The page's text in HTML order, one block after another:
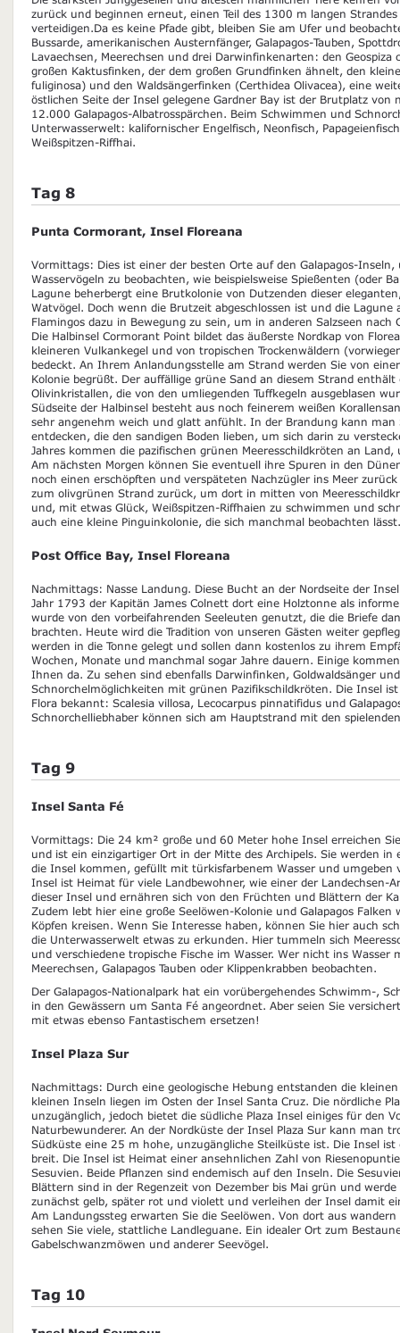
zurück und beginnen erneut, einen Teil des 1300 m langen
verteidigen.Da es keine Pfade gibt, bleiben Sie am Ufer und
Bussarde, amerikanischen Austernfänger, Galapagos-Tauben,
Lavaechsen, Meerechsen und drei Darwinfinkenarten: den Geospiza
großen Kaktusfinken, der dem großen Grundfinken ähnelt, den
fuliginosa) und den Waldsängerfinken (Certhidea Olivacea), eine
östlichen Seite der Insel gelegene Gardner Bay ist der Brutplatz von
12.000 Galapagos-Albatrosspärchen. Beim Schwimmen und
Unterwasserwelt: kalifornischer Engelfisch, Neonfisch,
Weißspitzen-Riffhai.
Tag 8
Punta Cormorant, Insel Floreana
Vormittags: Dies ist einer der besten Orte auf den Galapagos-
Wasservögeln zu beobachten, wie beispielsweise Spießenten (oder
Lagune beherbergt eine Brutkolonie von Dutzenden dieser
Watvögel. Doch wenn die Brutzeit abgeschlossen ist und die
Flamingos dazu in Bewegung zu sein, um in anderen Salzseen nach
Die Halbinsel Cormorant Point bildet das äußerste Nordkap von
kleineren Vulkankegel und von tropischen Trockenwäldern
bedeckt. An Ihrem Anlandungsstelle am Strand werden Sie von
Kolonie begrüßt. Der auffällige grüne Sand an diesem Strand
Olivinkristallen, die von den umliegenden Tuffkegeln ausgeblasen
Südseite der Halbinsel besteht aus noch feinerem weißen
sehr angenehm weich und glatt anfühlt. In der Brandung kann man
entdecken, die den sandigen Boden lieben, um sich darin zu
Jahres kommen die pazifischen grünen Meeresschildkröten an
Am nächsten Morgen können Sie eventuell ihre Spuren in den
noch einen erschöpften und verspäteten Nachzügler ins Meer
zum olivgrünen Strand zurück, um dort in mitten von
und, mit etwas Glück, Weißspitzen-Riffhaien zu schwimmen und
auch eine kleine Pinguinkolonie, die sich manchmal beobachten lässt.
Post Office Bay, Insel Floreana
Nachmittags: Nasse Landung. Diese Bucht an der Nordseite der
Jahr 1793 der Kapitän James Colnett dort eine Holztonne als
wurde von den vorbeifahrenden Seeleuten genutzt, die die Briefe
brachten. Heute wird die Tradition von unseren Gästen weiter
werden in die Tonne gelegt und sollen dann kostenlos zu ihrem
Wochen, Monate und manchmal sogar Jahre dauern. Einige
Ihnen da. Zu sehen sind ebenfalls Darwinfinken, Goldwaldsänger
Schnorchelmöglichkeiten mit grünen Pazifikschildkröten. Die Insel
Flora bekannt: Scalesia villosa, Lecocarpus pinnatifidus und
Schnorchelliebhaber können sich am Hauptstrand mit den
Tag 9
Insel Santa Fé
Vormittags: Die 24 km² große und 60 Meter hohe Insel erreichen
und ist ein einzigartiger Ort in der Mitte des Archipels. Sie werden in
die Insel kommen, gefüllt mit türkisfarbenem Wasser und umgeben
Insel ist Heimat für viele Landbewohner, wie einer der Landechsen-
dieser Insel und ernähren sich von den Früchten und Blättern der
Zudem lebt hier eine große Seelöwen-Kolonie und Galapagos
Köpfen kreisen. Wenn Sie Interesse haben, können Sie hier auch
die Unterwasserwelt etwas zu erkunden. Hier tummeln sich
und verschiedene tropische Fische im Wasser. Wer nicht ins Wasser
Meerechsen, Galapagos Tauben oder Klippenkrabben beobachten.
Der Galapagos-Nationalpark hat ein vorübergehendes Schwimm-,
in den Gewässern um Santa Fé angeordnet. Aber seien Sie
mit etwas ebenso Fantastischem ersetzen!
Insel Plaza Sur
Nachmittags: Durch eine geologische Hebung entstanden die
kleinen Inseln liegen im Osten der Insel Santa Cruz. Die nördliche
unzugänglich, jedoch bietet die südliche Plaza Insel einiges für den
Naturbewunderer. An der Nordküste der Insel Plaza Sur kann man
Südküste eine 25 m hohe, unzugängliche Steilküste ist. Die Insel
breit. Die Insel ist Heimat einer ansehnlichen Zahl von
Sesuvien. Beide Pflanzen sind endemisch auf den Inseln. Die
Blättern sind in der Regenzeit von Dezember bis Mai grün und
zunächst gelb, später rot und violett und verleihen der Insel damit
Am Landungssteg erwarten Sie die Seelöwen. Von dort aus
sehen Sie viele, stattliche Landleguane. Ein idealer Ort zum
Gabelschwanzmöwen und anderer Seevögel.
Tag 10